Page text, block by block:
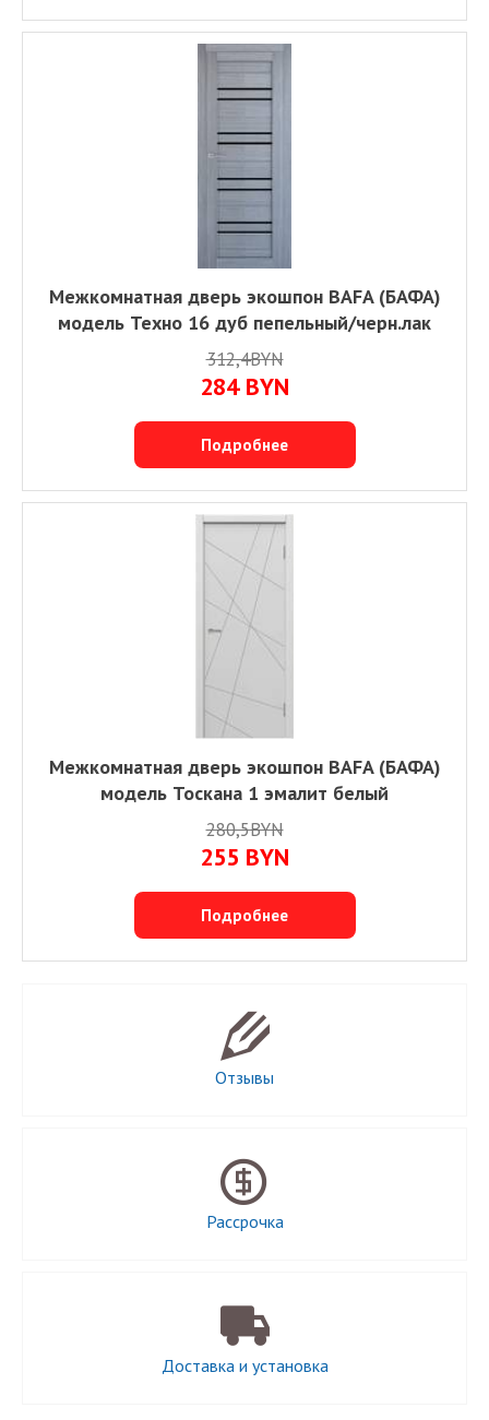
Межкомнатная дверь экошпон BAFA (БАФА)
модель Техно 16 дуб пепельный/черн.лак
312,4BYN
284 BYN
Подробнее
Межкомнатная дверь экошпон BAFA (БАФА)
модель Тоскана 1 эмалит белый
280,5BYN
255 BYN
Подробнее
Отзывы
Рассрочка
Доставка и установка